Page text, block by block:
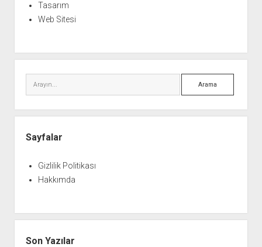
Tasarım
Web Sitesi
Arama
Sayfalar
Gizlilik Politikası
Hakkımda
Son Yazılar